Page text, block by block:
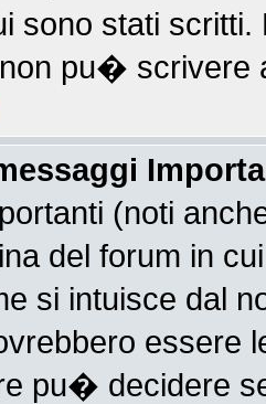
sono stati
pu� scrivere
(noti
del forum in
si intuisce dal
essere
pu� decidere